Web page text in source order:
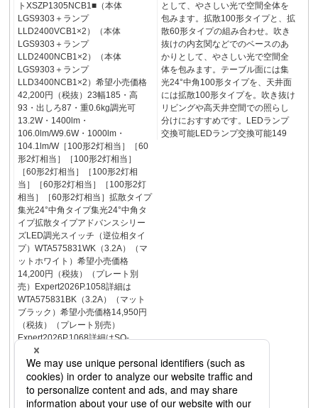
トXSZP1305NCB1■（本体
LGS9303＋ランプ
LLD2400VCB1×2）（本体
LGS9303＋ランプ
LLD2400NCB1×2）（本体
LGS9303＋ランプ
LLD3400NCB1×2）希望小売価格
42,200円（税抜）23幅185・高
93・出しろ87・重0.6kg調光可
13.2W・1400lm・
106.0lm/W9.6W・1000lm・
104.1lm/W［100形2灯相当］［60
形2灯相当］［100形2灯相当］
［60形2灯相当］［100形2灯相
当］［60形2灯相当］［100形2灯
相当］［60形2灯相当］拡散タイプ
集光24°中角タイプ集光24°中角タ
イプ拡散タイプアドバンスシリー
ズLED調光スイッチ（逆位相タイ
プ）WTA575831WK（3.2A）（マ
ットホワイト）希望小売価格
14,200円（税抜）（プレート別
売）Expert2026P.1058詳細は
WTA575831BK（3.2A）（マット
ブラック）希望小売価格14,950円
（税抜）（プレート別売）
Expert2026P.1068詳細はSO-
STYLELED調光スイッチ（逆位相
タイプ）WNS57583W（3.2A）
（マットホワイト）希望小売価格
16,500円（税抜）（プレート別
売）WNS57583B（3.2A）（マッ
として、やさしい光で空間全体を
包みます。拡散100形タイプと、拡
散60形タイプの組み合わせ。吹き
抜けの内玄関などでのベースのあ
かりとして、やさしい光で空間全
体を包みます。テーブル面には集
光24°中角100形タイプを、天井面
には拡散100形タイプを。吹き抜け
リビングや高天井空間での照らし
分けにおすすめです。LEDランプ
交換可能LEDランプ交換可能149